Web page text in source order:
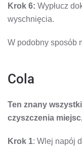
Krok 6: Wypłucz
wyschnięcia.
W podobny sposób
Cola
Ten znany
czyszczenia
Krok 1: Wlej napój